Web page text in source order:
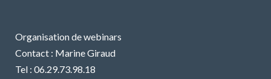
Organisation de webinars
Contact : Marine Giraud
Tel : 06.29.73.98.18